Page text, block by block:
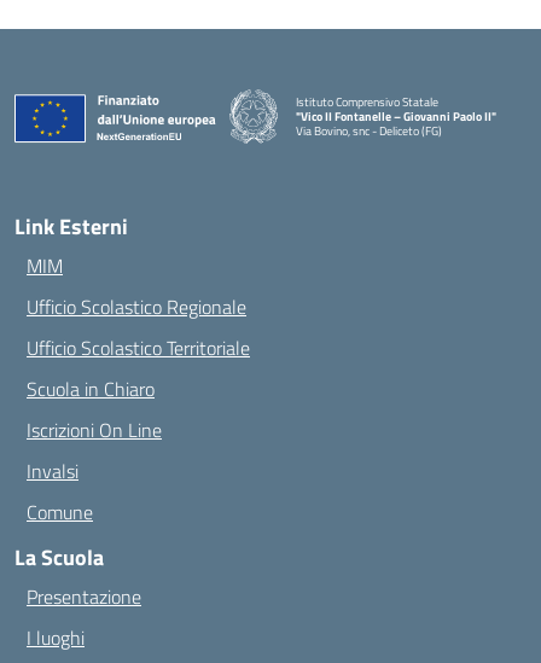
Istituto Comprensivo Statale
"Vico II Fontanelle – Giovanni Paolo II"
Via Bovino, snc - Deliceto (FG)
Link Esterni
MIM
Ufficio Scolastico Regionale
Ufficio Scolastico Territoriale
Scuola in Chiaro
Iscrizioni On Line
Invalsi
Comune
La Scuola
Presentazione
I luoghi